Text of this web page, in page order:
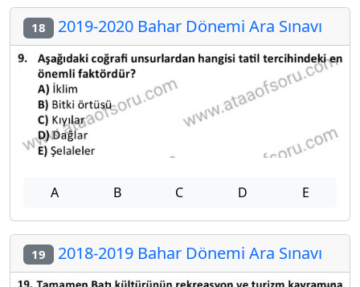
18 2019-2020 Bahar Dönemi Ara Sınavı
A B C D E
19 2018-2019 Bahar Dönemi Ara Sınavı